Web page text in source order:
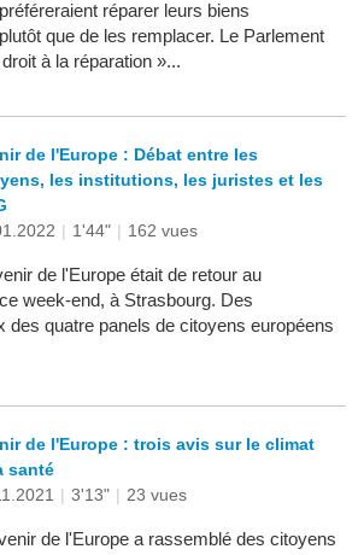
réparer leurs biens
que de les remplacer. Le Parlement
à la réparation »...
de l'Europe : Débat entre les
les institutions, les juristes et les
| 1'44" | 162 vues
de l'Europe était de retour au
week-end, à Strasbourg. Des
des quatre panels de citoyens européens
de l'Europe : trois avis sur le climat
santé
| 3'13" | 23 vues
de l'Europe a rassemblé des citoyens